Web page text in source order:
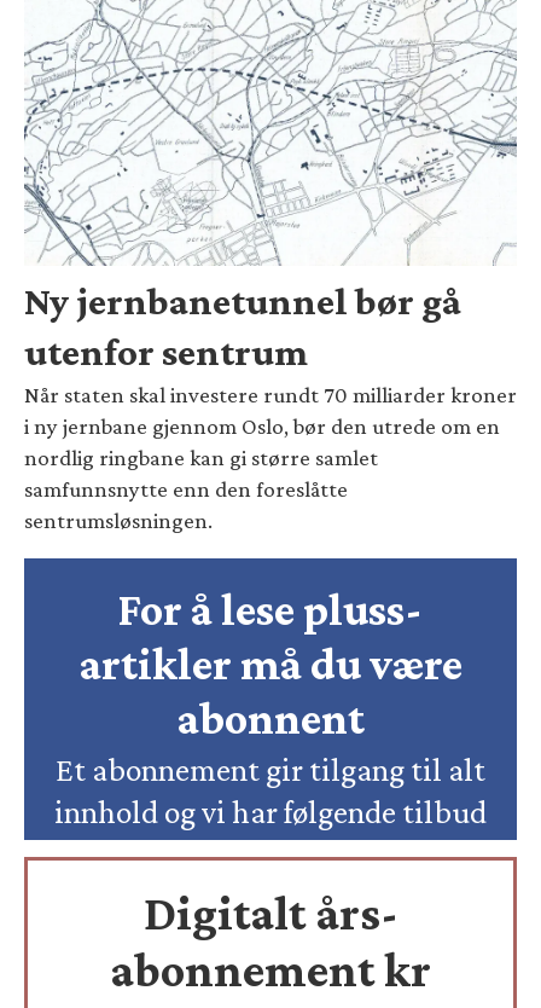
Ny jernbanetunnel bør gå
utenfor sentrum
Når staten skal investere rundt 70 milliarder kroner
i ny jernbane gjennom Oslo, bør den utrede om en
nordlig ringbane kan gi større samlet
samfunnsnytte enn den foreslåtte
sentrumsløsningen.
For å lese pluss-
artikler må du være
abonnent
Et abonnement gir tilgang til alt
innhold og vi har følgende tilbud
Digitalt års-
abonnement kr